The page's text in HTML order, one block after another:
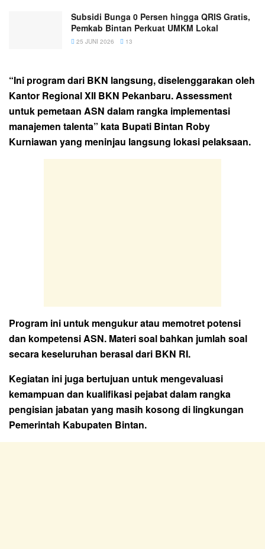
Subsidi Bunga 0 Persen hingga QRIS Gratis,
Pemkab Bintan Perkuat UMKM Lokal
25 JUNI 2026 13
“Ini program dari BKN langsung, diselenggarakan oleh
Kantor Regional XII BKN Pekanbaru. Assessment
untuk pemetaan ASN dalam rangka implementasi
manajemen talenta” kata Bupati Bintan Roby
Kurniawan yang meninjau langsung lokasi pelaksaan.
Program ini untuk mengukur atau memotret potensi
dan kompetensi ASN. Materi soal bahkan jumlah soal
secara keseluruhan berasal dari BKN RI.
Kegiatan ini juga bertujuan untuk mengevaluasi
kemampuan dan kualifikasi pejabat dalam rangka
pengisian jabatan yang masih kosong di lingkungan
Pemerintah Kabupaten Bintan.